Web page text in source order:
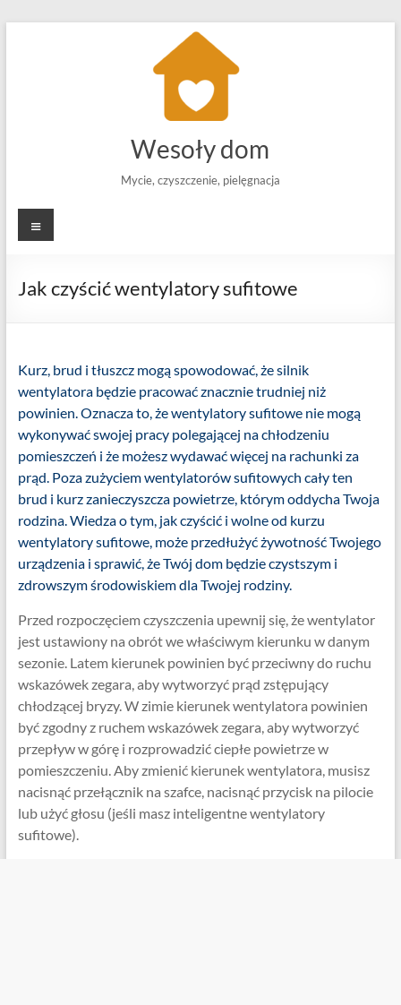
Wesoły dom
Mycie, czyszczenie, pielęgnacja
Menu
Jak czyścić wentylatory sufitowe
Kurz, brud i tłuszcz mogą spowodować, że silnik
wentylatora będzie pracować znacznie trudniej niż
powinien. Oznacza to, że wentylatory sufitowe nie mogą
wykonywać swojej pracy polegającej na chłodzeniu
pomieszczeń i że możesz wydawać więcej na rachunki za
prąd. Poza zużyciem wentylatorów sufitowych cały ten
brud i kurz zanieczyszcza powietrze, którym oddycha Twoja
rodzina. Wiedza o tym, jak czyścić i wolne od kurzu
wentylatory sufitowe, może przedłużyć żywotność Twojego
urządzenia i sprawić, że Twój dom będzie czystszym i
zdrowszym środowiskiem dla Twojej rodziny.
Przed rozpoczęciem czyszczenia upewnij się, że wentylator
jest ustawiony na obrót we właściwym kierunku w danym
sezonie. Latem kierunek powinien być przeciwny do ruchu
wskazówek zegara, aby wytworzyć prąd zstępujący
chłodzącej bryzy. W zimie kierunek wentylatora powinien
być zgodny z ruchem wskazówek zegara, aby wytworzyć
przepływ w górę i rozprowadzić ciepłe powietrze w
pomieszczeniu. Aby zmienić kierunek wentylatora, musisz
nacisnąć przełącznik na szafce, nacisnąć przycisk na pilocie
lub użyć głosu (jeśli masz inteligentne wentylatory
sufitowe).